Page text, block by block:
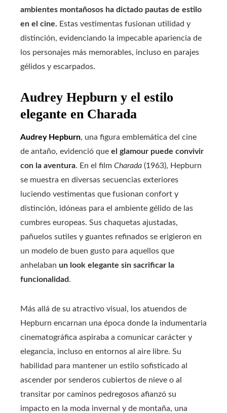
ambientes montañosos ha dictado pautas de estilo
en el cine. Estas vestimentas fusionan utilidad y
distinción, evidenciando la impecable apariencia de
los personajes más memorables, incluso en parajes
gélidos y escarpados.
Audrey Hepburn y el estilo
elegante en Charada
Audrey Hepburn, una figura emblemática del cine
de antaño, evidenció que el glamour puede convivir
con la aventura. En el film Charada (1963), Hepburn
se muestra en diversas secuencias exteriores
luciendo vestimentas que fusionan confort y
distinción, idóneas para el ambiente gélido de las
cumbres europeas. Sus chaquetas ajustadas,
pañuelos sutiles y guantes refinados se erigieron en
un modelo de buen gusto para aquellos que
anhelaban un look elegante sin sacrificar la
funcionalidad.
Más allá de su atractivo visual, los atuendos de
Hepburn encarnan una época donde la indumentaria
cinematográfica aspiraba a comunicar carácter y
elegancia, incluso en entornos al aire libre. Su
habilidad para mantener un estilo sofisticado al
ascender por senderos cubiertos de nieve o al
transitar por caminos pedregosos afianzó su
impacto en la moda invernal y de montaña, una